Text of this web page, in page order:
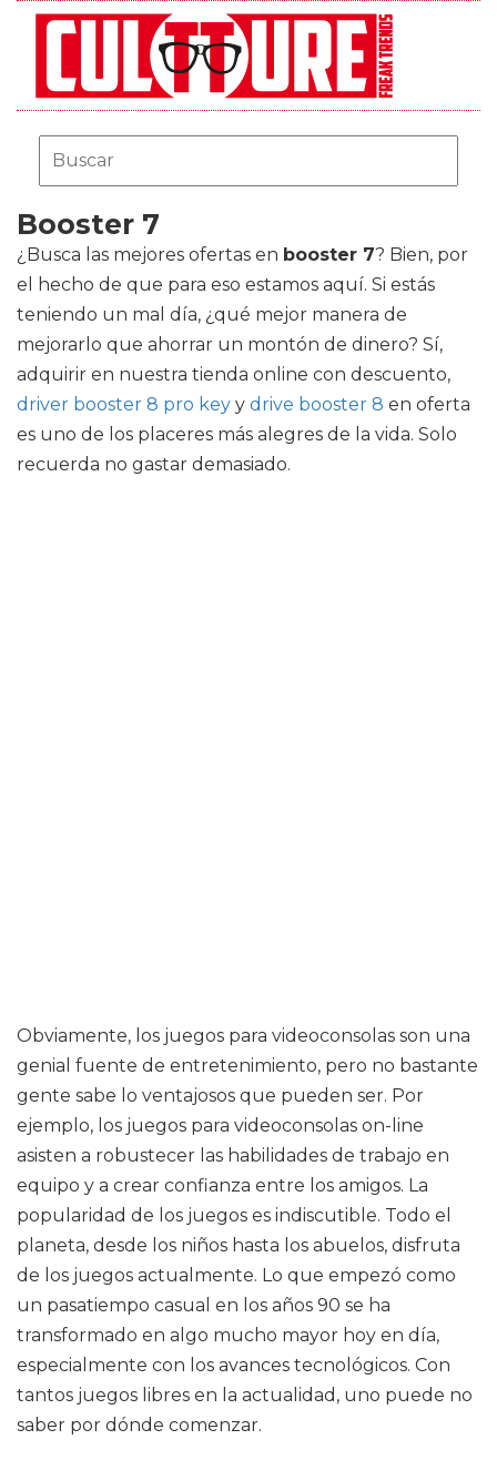
Booster 7
¿Busca las mejores ofertas en booster 7? Bien, por
el hecho de que para eso estamos aquí. Si estás
teniendo un mal día, ¿qué mejor manera de
mejorarlo que ahorrar un montón de dinero? Sí,
adquirir en nuestra tienda online con descuento,
driver booster 8 pro key y drive booster 8 en oferta
es uno de los placeres más alegres de la vida. Solo
recuerda no gastar demasiado.
Obviamente, los juegos para videoconsolas son una
genial fuente de entretenimiento, pero no bastante
gente sabe lo ventajosos que pueden ser. Por
ejemplo, los juegos para videoconsolas on-line
asisten a robustecer las habilidades de trabajo en
equipo y a crear confianza entre los amigos. La
popularidad de los juegos es indiscutible. Todo el
planeta, desde los niños hasta los abuelos, disfruta
de los juegos actualmente. Lo que empezó como
un pasatiempo casual en los años 90 se ha
transformado en algo mucho mayor hoy en día,
especialmente con los avances tecnológicos. Con
tantos juegos libres en la actualidad, uno puede no
saber por dónde comenzar.